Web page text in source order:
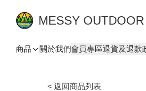
MESSY OUTDOOR
商品 關於我們會員專區退貨及退款
< 返回商品列表